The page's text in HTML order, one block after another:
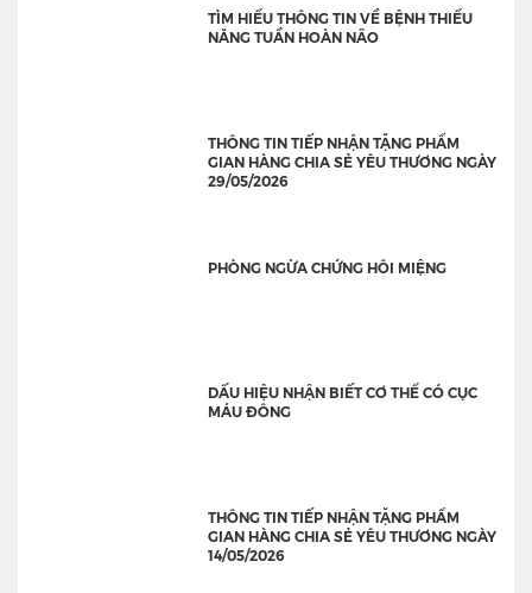
TÌM HIỂU THÔNG TIN VỀ BỆNH THIỂU
NĂNG TUẦN HOÀN NÃO
THÔNG TIN TIẾP NHẬN TẶNG PHẨM
GIAN HÀNG CHIA SẺ YÊU THƯƠNG NGÀY
29/05/2026
PHÒNG NGỪA CHỨNG HÔI MIỆNG
DẤU HIỆU NHẬN BIẾT CƠ THỂ CÓ CỤC
MÁU ĐÔNG
THÔNG TIN TIẾP NHẬN TẶNG PHẨM
GIAN HÀNG CHIA SẺ YÊU THƯƠNG NGÀY
14/05/2026